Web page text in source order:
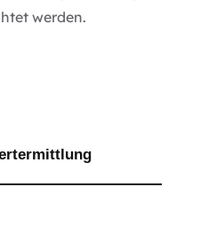
werden.